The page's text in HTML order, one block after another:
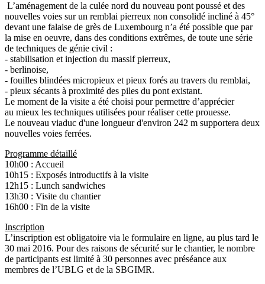
L’aménagement de la culée nord du nouveau pont poussé et des
nouvelles voies sur un remblai pierreux non consolidé incliné à 45°
devant une falaise de grès de Luxembourg n’a été possible que par
la mise en oeuvre, dans des conditions extrêmes, de toute une série
de techniques de génie civil :
- stabilisation et injection du massif pierreux,
- berlinoise,
- fouilles blindées micropieux et pieux forés au travers du remblai,
- pieux sécants à proximité des piles du pont existant.
Le moment de la visite a été choisi pour permettre d’apprécier
au mieux les techniques utilisées pour réaliser cette prouesse.
Le nouveau viaduc d'une longueur d'environ 242 m supportera deux
nouvelles voies ferrées.
Programme détaillé
10h00 : Accueil
10h15 : Exposés introductifs à la visite
12h15 : Lunch sandwiches
13h30 : Visite du chantier
16h00 : Fin de la visite
Inscription
L’inscription est obligatoire via le formulaire en ligne, au plus tard le
30 mai 2016. Pour des raisons de sécurité sur le chantier, le nombre
de participants est limité à 30 personnes avec préséance aux
membres de l’UBLG et de la SBGIMR.